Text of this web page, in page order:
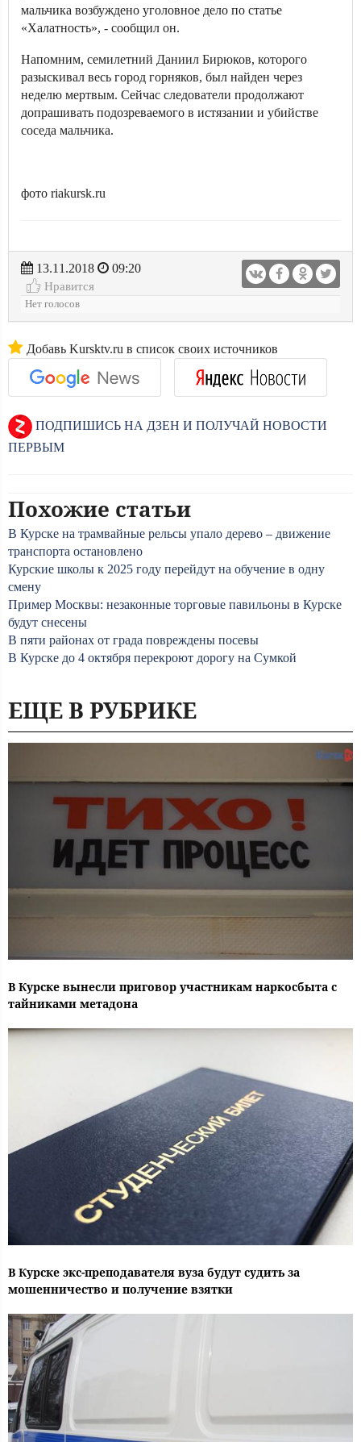
мальчика возбуждено уголовное дело по статье
«Халатность», - сообщил он.
Напомним, семилетний Даниил Бирюков, которого
разыскивал весь город горняков, был найден через
неделю мертвым. Сейчас следователи продолжают
допрашивать подозреваемого в истязании и убийстве
соседа мальчика.
фото riakursk.ru
13.11.2018
09:20
Нравится
Нет голосов
Добавь Kursktv.ru в список своих источников
ПОДПИШИСЬ НА ДЗЕН И ПОЛУЧАЙ НОВОСТИ
ПЕРВЫМ
Похожие статьи
В Курске на трамвайные рельсы упало дерево – движение
транспорта остановлено
Курские школы к 2025 году перейдут на обучение в одну
смену
Пример Москвы: незаконные торговые павильоны в Курске
будут снесены
В пяти районах от града повреждены посевы
В Курске до 4 октября перекроют дорогу на Сумкой
ЕЩЕ В РУБРИКЕ
В Курске вынесли приговор участникам наркосбыта с
тайниками метадона
В Курске экс-преподавателя вуза будут судить за
мошенничество и получение взятки